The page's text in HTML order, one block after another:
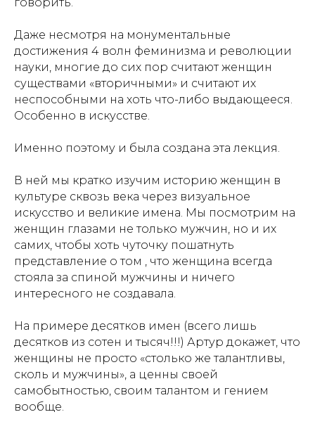
Даже несмотря на монументальные
достижения 4 волн феминизма и революции
науки, многие до сих пор считают женщин
существами «вторичными» и считают их
неспособными на хоть что-либо выдающееся.
Особенно в искусстве.
Именно поэтому и была создана эта лекция.
В ней мы кратко изучим историю женщин в
культуре сквозь века через визуальное
искусство и великие имена. Мы посмотрим на
женщин глазами не только мужчин, но и их
самих, чтобы хоть чуточку пошатнуть
представление о том , что женщина всегда
стояла за спиной мужчины и ничего
интересного не создавала.
На примере десятков имен (всего лишь
десятков из сотен и тысяч!!!) Артур докажет, что
женщины не просто «столько же талантливы,
сколь и мужчины», а ценны своей
самобытностью, своим талантом и гением
вообще.